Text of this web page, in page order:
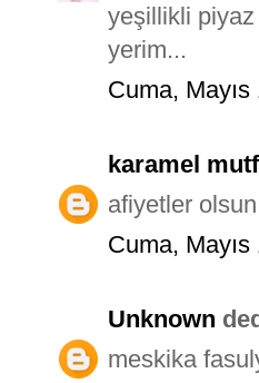
yeşillikli piyaz
yerim...
Cuma,
karamel
afiyetler
Cuma,
Unknown
meskika